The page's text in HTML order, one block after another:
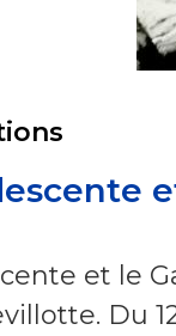
et le
Du